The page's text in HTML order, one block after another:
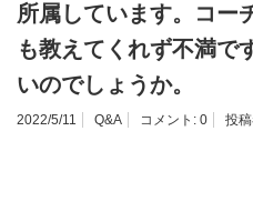
所属しています。コー
も教えてくれず不満で
いのでしょうか。
2022/5/11 Q&A コメント: 0 投